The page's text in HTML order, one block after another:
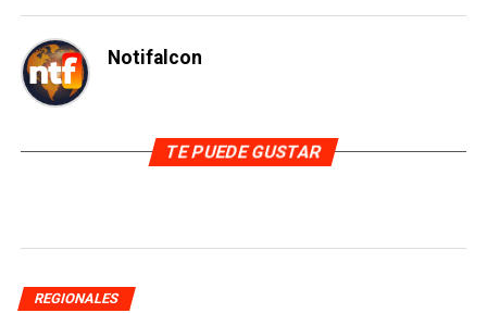
Notifalcon
TE PUEDE GUSTAR
REGIONALES